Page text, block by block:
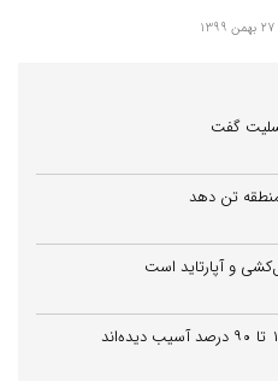
گفت
تن دهد
و آپارتاید است